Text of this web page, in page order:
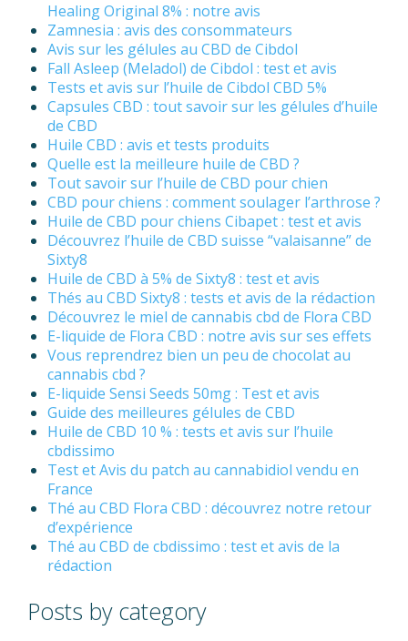
Healing Original 8% : notre avis
Zamnesia : avis des consommateurs
Avis sur les gélules au CBD de Cibdol
Fall Asleep (Meladol) de Cibdol : test et avis
Tests et avis sur l’huile de Cibdol CBD 5%
Capsules CBD : tout savoir sur les gélules d’huile
de CBD
Huile CBD : avis et tests produits
Quelle est la meilleure huile de CBD ?
Tout savoir sur l’huile de CBD pour chien
CBD pour chiens : comment soulager l’arthrose ?
Huile de CBD pour chiens Cibapet : test et avis
Découvrez l’huile de CBD suisse “valaisanne” de
Sixty8
Huile de CBD à 5% de Sixty8 : test et avis
Thés au CBD Sixty8 : tests et avis de la rédaction
Découvrez le miel de cannabis cbd de Flora CBD
E-liquide de Flora CBD : notre avis sur ses effets
Vous reprendrez bien un peu de chocolat au
cannabis cbd ?
E-liquide Sensi Seeds 50mg : Test et avis
Guide des meilleures gélules de CBD
Huile de CBD 10 % : tests et avis sur l’huile
cbdissimo
Test et Avis du patch au cannabidiol vendu en
France
Thé au CBD Flora CBD : découvrez notre retour
d’expérience
Thé au CBD de cbdissimo : test et avis de la
rédaction
Posts by category